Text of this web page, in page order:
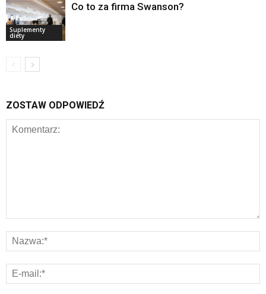
Suplementy
diety
Co to za firma Swanson?
ZOSTAW ODPOWIEDŹ